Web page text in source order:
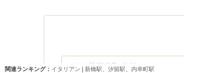
関連ランキング： イタリアン | 新橋駅、 汐留駅、 内幸町駅